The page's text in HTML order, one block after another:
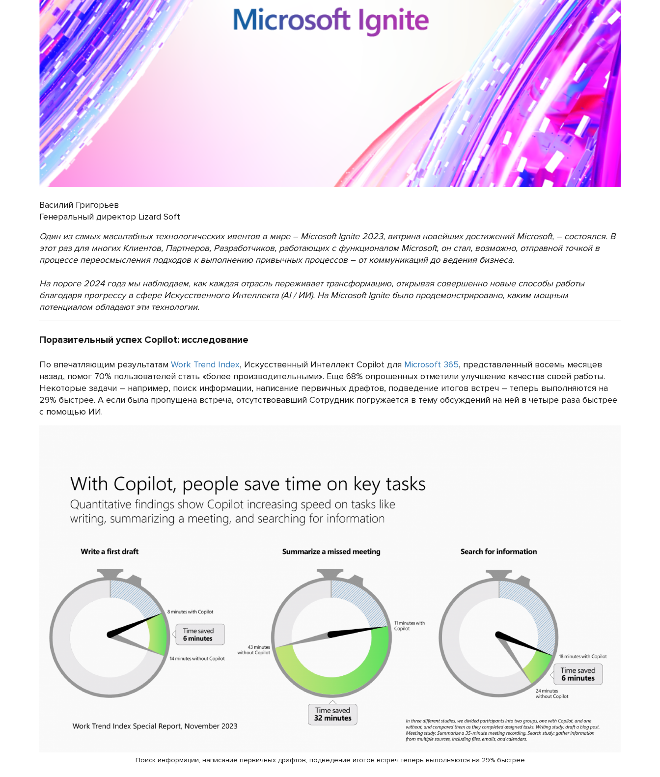
Василий Григорьев
Генеральный директор Lizard Soft
Один из самых масштабных технологических ивентов в мире – Microsoft Ignite 2023, витрина новейших достижений Microsoft, – состоялся. В
этот раз для многих Клиентов, Партнеров, Разработчиков, работающих с функционалом Microsoft, он стал, возможно, отправной точкой в
процессе переосмысления подходов к выполнению привычных процессов – от коммуникаций до ведения бизнеса.
На пороге 2024 года мы наблюдаем, как каждая отрасль переживает трансформацию, открывая совершенно новые способы работы
благодаря прогрессу в сфере Искусственного Интеллекта (AI / ИИ). На Microsoft Ignite было продемонстрировано, каким мощным
потенциалом обладают эти технологии.
Поразительный успех Copilot: исследование
По впечатляющим результатам Work Trend Index, Искусственный Интеллект Copilot для Microsoft 365, представленный восемь месяцев
назад, помог 70% пользователей стать «более производительными». Еще 68% опрошенных отметили улучшение качества своей работы.
Некоторые задачи – например, поиск информации, написание первичных драфтов, подведение итогов встреч – теперь выполняются на
29% быстрее. А если была пропущена встреча, отсутствовавший Сотрудник погружается в тему обсуждений на ней в четыре раза быстрее
с помощью ИИ.
Поиск информации, написание первичных драфтов, подведение итогов встреч теперь выполняются на 29% быстрее